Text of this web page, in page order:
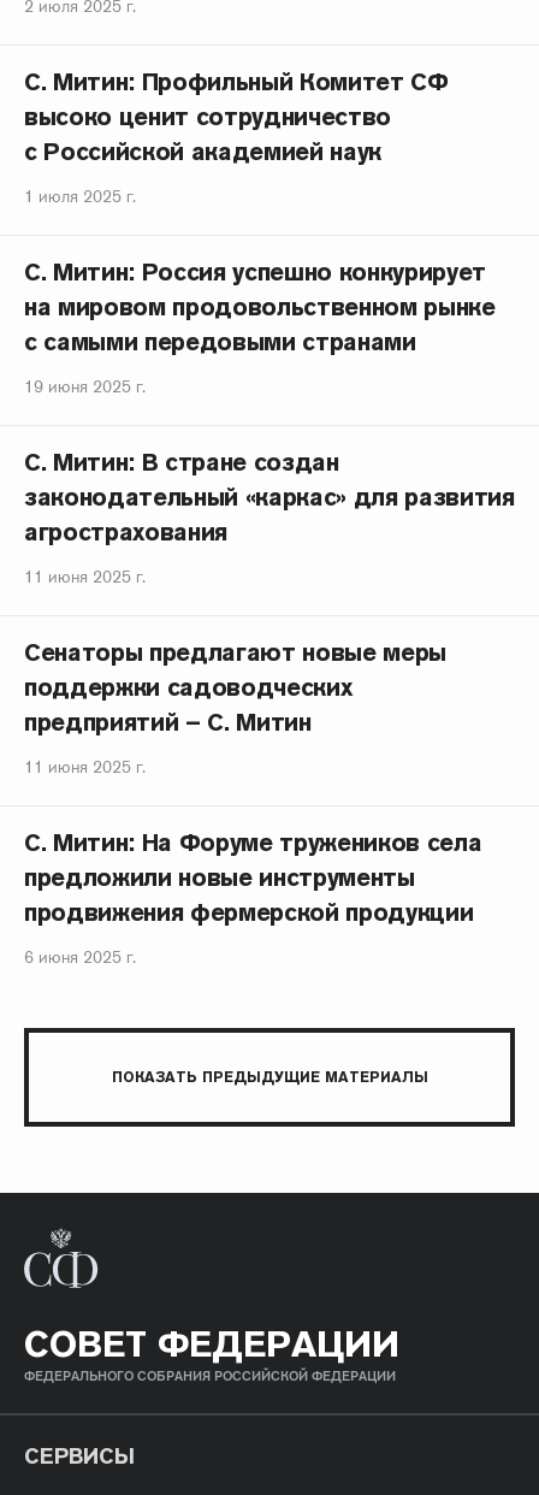
2 июля 2025 г.
С. Митин: Профильный Комитет СФ
высоко ценит сотрудничество
с Российской академией наук
1 июля 2025 г.
С. Митин: Россия успешно конкурирует
на мировом продовольственном рынке
с самыми передовыми странами
19 июня 2025 г.
С. Митин: В стране создан
законодательный «каркас» для развития
агрострахования
11 июня 2025 г.
Сенаторы предлагают новые меры
поддержки садоводческих
предприятий – С. Митин
11 июня 2025 г.
С. Митин: На Форуме тружеников села
предложили новые инструменты
продвижения фермерской продукции
6 июня 2025 г.
ПОКАЗАТЬ ПРЕДЫДУЩИЕ МАТЕРИАЛЫ
СОВЕТ ФЕДЕРАЦИИ
ФЕДЕРАЛЬНОГО СОБРАНИЯ РОССИЙСКОЙ ФЕДЕРАЦИИ
СЕРВИСЫ